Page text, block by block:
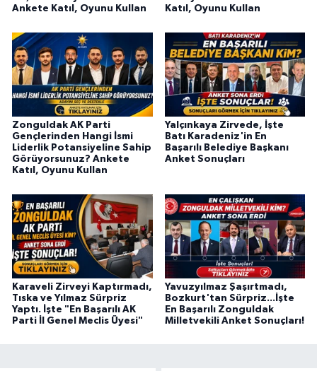
Ankete Katıl, Oyunu Kullan
Katıl, Oyunu Kullan
Zonguldak AK Parti
Gençlerinden Hangi İsmi
Liderlik Potansiyeline Sahip
Görüyorsunuz? Ankete
Katıl, Oyunu Kullan
Yalçınkaya Zirvede, İşte
Batı Karadeniz'in En
Başarılı Belediye Başkanı
Anket Sonuçları
Karaveli Zirveyi Kaptırmadı,
Tıska ve Yılmaz Sürpriz
Yaptı. İşte "En Başarılı AK
Parti İl Genel Meclis Üyesi"
Yavuzyılmaz Şaşırtmadı,
Bozkurt'tan Sürpriz...İşte
En Başarılı Zonguldak
Milletvekili Anket Sonuçları!